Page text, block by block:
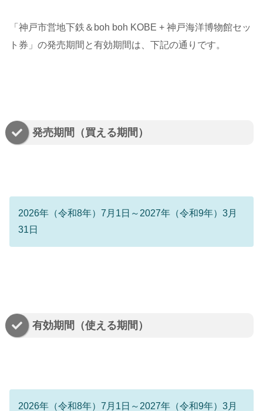
「神戸市営地下鉄＆boh boh KOBE + 神戸海洋博物館セッ
ト券」の発売期間と有効期間は、下記の通りです。
発売期間（買える期間）
2026年（令和8年）7月1日～2027年（令和9年）3月
31日
有効期間（使える期間）
2026年（令和8年）7月1日～2027年（令和9年）3月